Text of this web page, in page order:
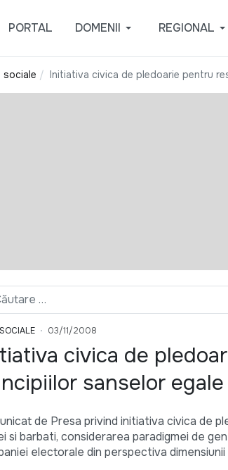
PORTAL DOMENII REGIONAL
sociale Initiativa civica de pledoarie pentru
03/11/2008
civica de
sanselor
de Presa privind initiativa civica de
si barbati, considerarea paradigmei de
electorale din perspectiva dimensiunii